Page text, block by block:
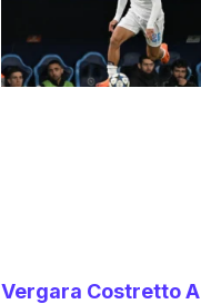
Vergara Costretto A